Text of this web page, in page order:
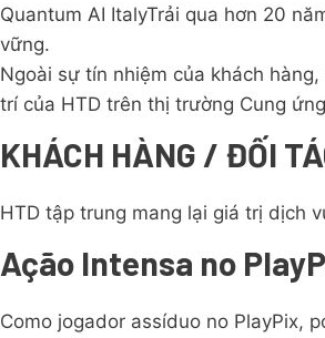
Quantum AI ItalyTrải qua hơn 20
vững.
Ngoài sự tín nhiệm của khách
trí của HTD trên thị trường Cung
KHÁCH HÀNG / ĐỐI
HTD tập trung mang lại giá trị dịch
Ação Intensa no
Como jogador assíduo no PlayPix,